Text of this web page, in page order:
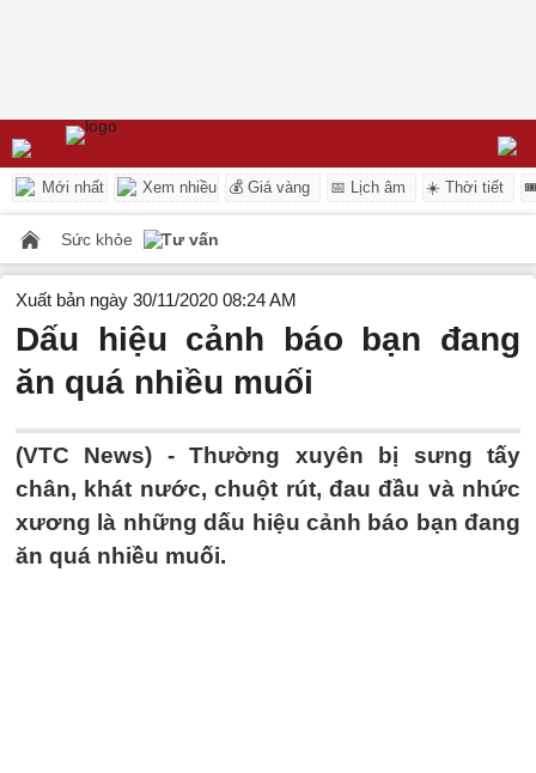
Mới nhất Xem nhiều 💰 Giá vàng 📅 Lịch âm ☀️ Thời tiết
Sức khỏe Tư vấn
Xuất bản ngày 30/11/2020 08:24 AM
Dấu hiệu cảnh báo bạn đang
ăn quá nhiều muối
(VTC News) -Thường xuyên bị sưng tấy
chân, khát nước, chuột rút, đau đầu và nhức
xương là những dấu hiệu cảnh báo bạn đang
ăn quá nhiều muối.